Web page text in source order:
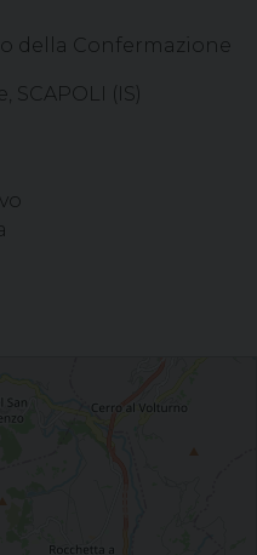
della Confermazione
(IS)